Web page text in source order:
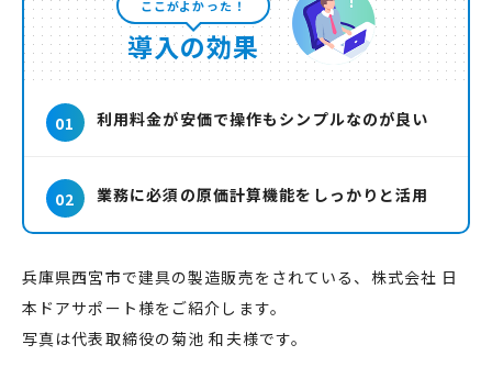
ここがよかった！
導入の効果
利用料金が安価で操作もシンプルなのが良い
業務に必須の原価計算機能をしっかりと活用
兵庫県西宮市で建具の製造販売をされている、株式会社 日
本ドアサポート様をご紹介します。
写真は代表取締役の菊池 和夫様です。